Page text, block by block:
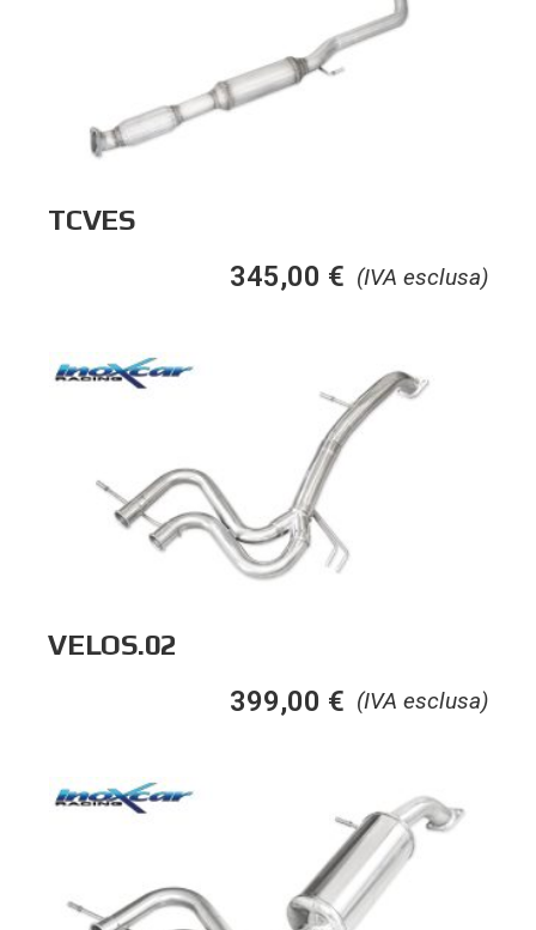
TCVES
(IVA esclusa)
345,00 €
VELOS.02
(IVA esclusa)
399,00 €